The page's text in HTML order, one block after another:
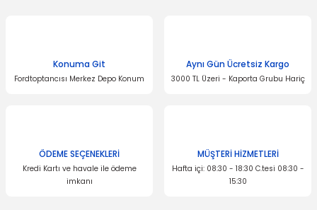
Ürün bilgilerinde hatalar bulunuyor.
Ürün fiyatı diğer sitelerden daha pahalı.
Benzin Filtresi Fiesta Fusion
Konuma Git
Fordtoptancısı Merkez Depo Konum
Aynı Gün Ücretsiz Kargo
3000 TL Üzeri - Kaporta Grubu Hariç
ÖDEME SEÇENEKLERİ
Kredi Kartı ve havale ile ödeme
imkanı
MÜŞTERİ HİZMETLERİ
Hafta içi: 08:30 - 18:30 C.tesi 08:30 -
15:30